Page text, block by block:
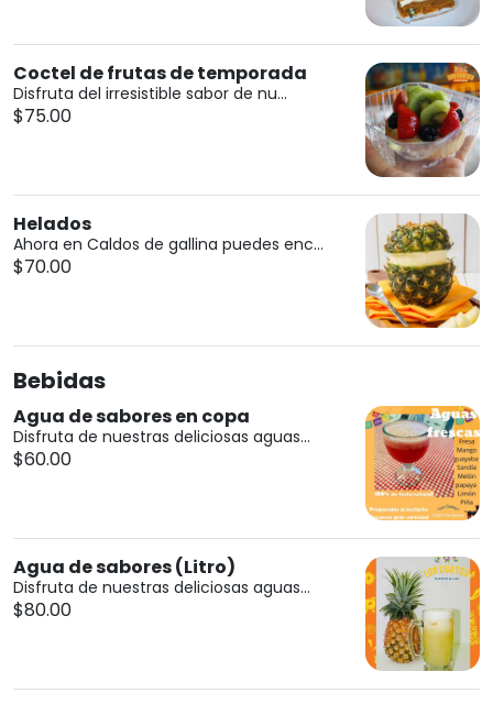
Coctel de frutas de temporada
Disfruta del irresistible sabor de nu...
$75.00
Helados
Ahora en Caldos de gallina puedes enc...
$70.00
Bebidas
Agua de sabores en copa
Disfruta de nuestras deliciosas aguas...
$60.00
Agua de sabores (Litro)
Disfruta de nuestras deliciosas aguas...
$80.00